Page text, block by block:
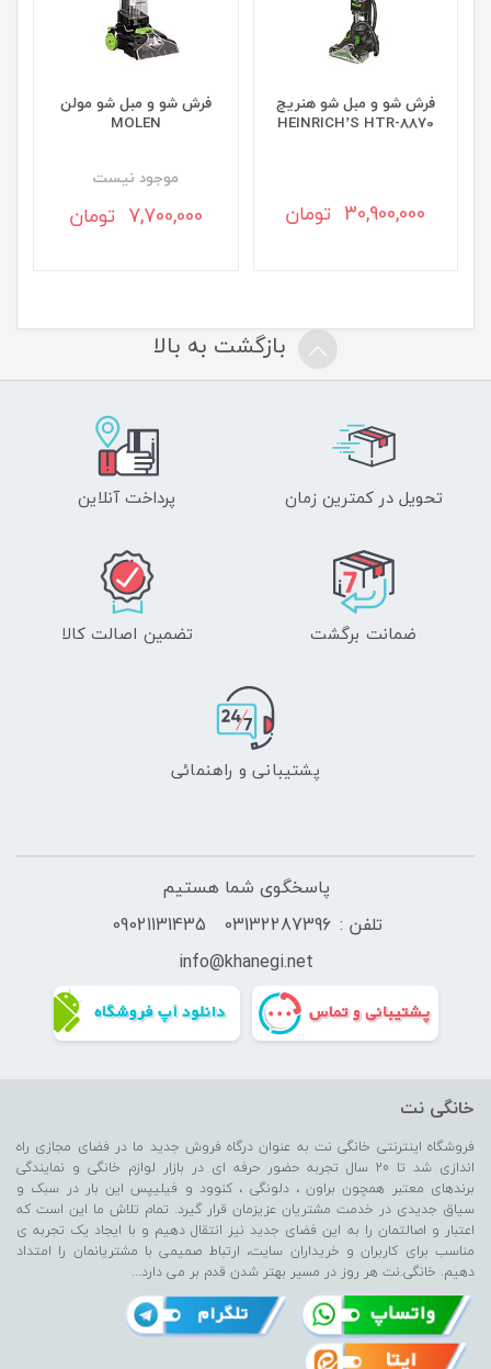
فرش شو و مبل شو هنریچ
HEINRICH’S HTR-8870
30,900,000 تومان
فرش شو و مبل شو مولن
MOLEN
موجود نيست
7,700,000 تومان
بازگشت به بالا
تحویل در کمترین زمان پرداخت آنلاین
ضمانت برگشت تضمین اصالت کالا
پشتیبانی و راهنمائی
پاسخگوی شما هستیم
تلفن : 03132287396
09021131435
info@khanegi.net
خانگی نت
فروشگاه اینترنتی خانگی نت به عنوان درگاه فروش جدید ما در فضای مجازی راه
اندازی شد تا 20 سال تجربه حضور حرفه ای در بازار لوازم خانگی و نمایندگی
برندهای معتبر همچون براون ، دلونگی ، کنوود و فیلیپس این بار در سبک و
سیاق جدیدی در خدمت مشتریان عزیزمان قرار گیرد. تمام تلاش ما این است که
اعتبار و اصالتمان را به این فضای جدید نیز انتقال دهیم و با ایجاد یک تجربه ی
مناسب برای کاربران و خریداران سایت، ارتباط صمیمی با مشتریانمان را امتداد
دهیم. خانگی.نت هر روز در مسیر بهتر شدن قدم بر می دارد...